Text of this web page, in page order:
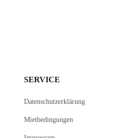
SERVICE
Datenschutzerklärung
Mietbedingungen